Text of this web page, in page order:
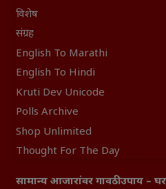
विशेष
संग्रह
English To Marathi
English To Hindi
Kruti Dev Unicode
Polls Archive
Shop Unlimited
Thought For The Day
सामान्य आजारांवर गावठी उपाय –